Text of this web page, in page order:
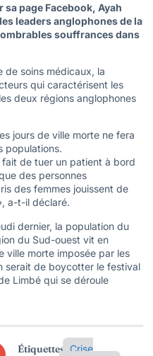
page Facebook, Ayah
leaders anglophones de la
souffrances dans
de soins médicaux, la
qui caractérisent les
deux régions anglophones
jours de ville morte ne fera
populations.
de tuer un patient à bord
des personnes
des femmes jouissent de
a-t-il déclaré.
dernier, la population du
du Sud-ouest vit en
ville morte imposée par les
serait de boycotter le festival
Limbé qui se déroule
Étiquettes: Crise